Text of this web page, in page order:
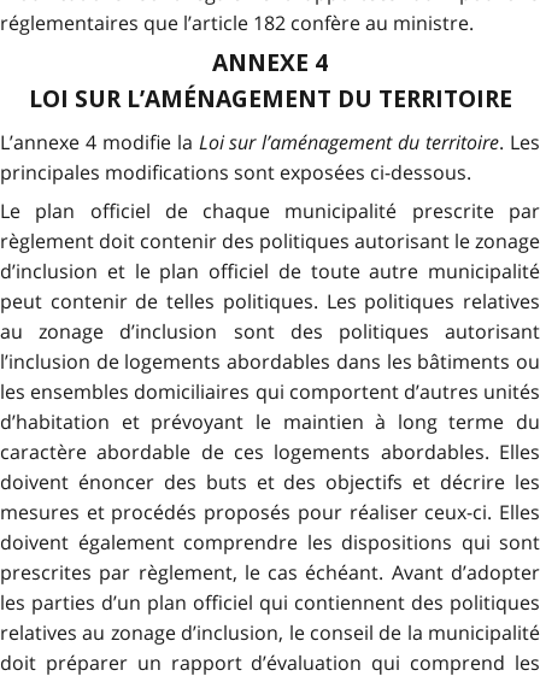
réglementaires que l’article 182 confère au ministre.
ANNEXE 4
LOI SUR L’AMÉNAGEMENT DU TERRITOIRE
L’annexe 4 modifie la Loi sur l’aménagement du territoire. Les
principales modifications sont exposées ci-dessous.
Le plan officiel de chaque municipalité prescrite par
règlement doit contenir des politiques autorisant le zonage
d’inclusion et le plan officiel de toute autre municipalité
peut contenir de telles politiques. Les politiques relatives
au zonage d’inclusion sont des politiques autorisant
l’inclusion de logements abordables dans les bâtiments ou
les ensembles domiciliaires qui comportent d’autres unités
d’habitation et prévoyant le maintien à long terme du
caractère abordable de ces logements abordables. Elles
doivent énoncer des buts et des objectifs et décrire les
mesures et procédés proposés pour réaliser ceux-ci. Elles
doivent également comprendre les dispositions qui sont
prescrites par règlement, le cas échéant. Avant d’adopter
les parties d’un plan officiel qui contiennent des politiques
relatives au zonage d’inclusion, le conseil de la municipalité
doit préparer un rapport d’évaluation qui comprend les